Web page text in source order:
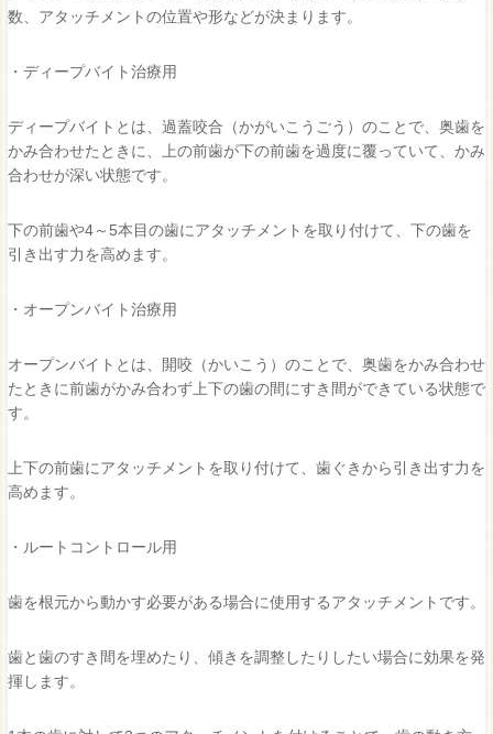
数、アタッチメントの位置や形などが決まります。
・ディープバイト治療用
ディープバイトとは、過蓋咬合（かがいこうごう）のことで、奥歯を
かみ合わせたときに、上の前歯が下の前歯を過度に覆っていて、かみ
合わせが深い状態です。
下の前歯や4～5本目の歯にアタッチメントを取り付けて、下の歯を
引き出す力を高めます。
・オープンバイト治療用
オープンバイトとは、開咬（かいこう）のことで、奥歯をかみ合わせ
たときに前歯がかみ合わず上下の歯の間にすき間ができている状態で
す。
上下の前歯にアタッチメントを取り付けて、歯ぐきから引き出す力を
高めます。
・ルートコントロール用
歯を根元から動かす必要がある場合に使用するアタッチメントです。
歯と歯のすき間を埋めたり、傾きを調整した りしたい場合に効果を発
揮します。